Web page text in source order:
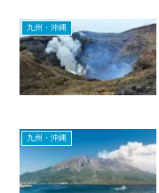
九州・沖縄
九州・沖縄